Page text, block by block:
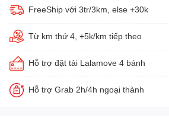
FreeShip với 3tr/3km, else +30k
Từ km thứ 4, +5k/km tiếp theo
Hỗ trợ đặt tải Lalamove 4 bánh
Hỗ trợ Grab 2h/4h ngoại thành